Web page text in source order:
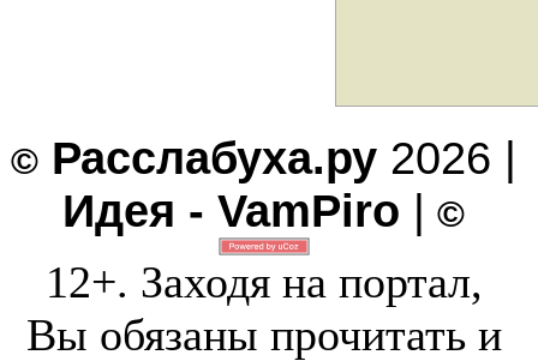
© Расслабуха.ру 2026 |
Идея - VamPiro | ©
12+. Заходя на портал,
Вы обязаны прочитать и